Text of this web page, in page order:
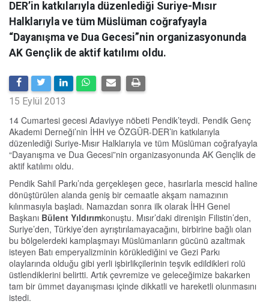
DER’in katkılarıyla düzenlediği Suriye-Mısır
Halklarıyla ve tüm Müslüman coğrafyayla
“Dayanışma ve Dua Gecesi”nin organizasyonunda
AK Gençlik de aktif katılımı oldu.
15 Eylül 2013
14 Cumartesi gecesi Adaviyye nöbeti Pendik’teydi. Pendik Genç
Akademi Derneği’nin İHH ve ÖZGÜR-DER’in katkılarıyla
düzenlediği Suriye-Mısır Halklarıyla ve tüm Müslüman coğrafyayla
“Dayanışma ve Dua Gecesi”nin organizasyonunda AK Gençlik de
aktif katılımı oldu.
Pendik Sahil Parkı’nda gerçekleşen gece, hasırlarla mescid haline
dönüştürülen alanda geniş bir cemaatle akşam namazının
kılınmasıyla başladı. Namazdan sonra ilk olarak İHH Genel
Başkanı Bülent Yıldırımkonuştu. Mısır’daki direnişin Filistin’den,
Suriye’den, Türkiye’den ayrıştırılamayacağını, birbirine bağlı olan
bu bölgelerdeki kamplaşmayı Müslümanların gücünü azaltmak
isteyen Batı emperyalizminin körüklediğini ve Gezi Parkı
olaylarında olduğu gibi yerli işbirlikçilerinin teşvik edildikleri rolü
üstlendiklerini belirtti. Artık çevremize ve geleceğimize bakarken
tam bir ümmet dayanışması içinde dikkatli ve hareketli olunmasını
istedi.